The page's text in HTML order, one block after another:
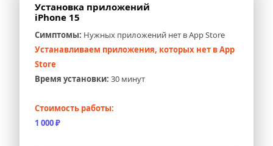
Установка приложений
iPhone 15
Симптомы: Нужных приложений нет в App Store
Устанавливаем приложения, которых нет в App
Store
Время установки: 30 минут
Стоимость работы:
1 000 ₽